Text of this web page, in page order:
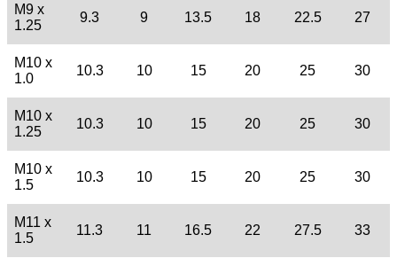
M9 x
1.25
9.3 9 13.5 18 22.5 27
M10 x
1.0
10.3 10 15 20 25 30
M10 x
1.25
10.3 10 15 20 25 30
M10 x
1.5
10.3 10 15 20 25 30
M11 x
1.5
11.3 11 16.5 22 27.5 33